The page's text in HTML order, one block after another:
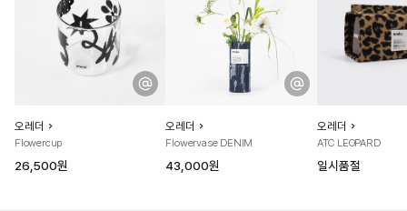
오레더
Flowercup
26,500원
오레더
Flowervase DENIM
43,000원
오레더
ATC LEOPARD
일시품절